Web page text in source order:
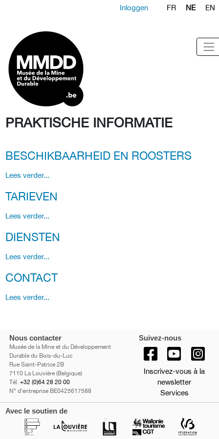
Inloggen FR NE EN
PRAKTISCHE INFORMATIE
BESCHIKBAARHEID EN ROOSTERS
Lees verder...
TARIEVEN
Lees verder...
DIENSTEN
Lees verder...
CONTACT
Lees verder...
Nous contacter
Musée de la Mine et du Développement
Durable du Bois-du-Luc
Rue Saint-Patrice 2B
7110 La Louvière (Belgique)
Tél. +32 (0)64 28 20 00
N° d'entreprise BE0425617588
Suivez-nous
Inscrivez-vous à la
newsletter
Services
Avec le soutien de